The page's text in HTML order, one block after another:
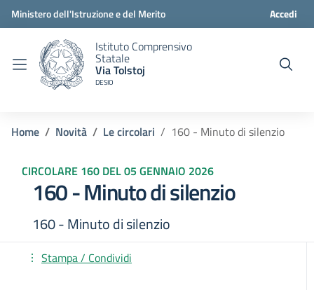
Ministero dell'Istruzione e del Merito Accedi
Istituto Comprensivo
Statale
Via Tolstoj
DESIO
Home Novità Le circolari 160 - Minuto di silenzio
CIRCOLARE 160 DEL 05 GENNAIO 2026
160 - Minuto di silenzio
160 - Minuto di silenzio
Stampa / Condividi